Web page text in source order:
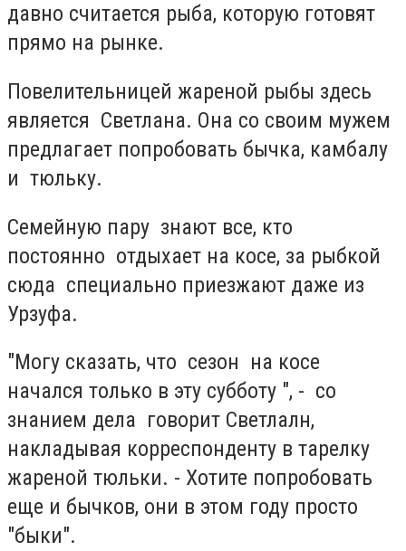
давно считается рыба, которую готовят
прямо на рынке.
Повелительницей жареной рыбы здесь
является Светлана. Она со своим мужем
предлагает попробовать бычка, камбалу
и тюльку.
Семейную пару знают все, кто
постоянно отдыхает на косе, за рыбкой
сюда специально приезжают даже из
Урзуфа.
"Могу сказать, что сезон на косе
начался только в эту субботу ", - со
знанием дела говорит Светлалн,
накладывая корреспонденту в тарелку
жареной тюльки. - Хотите попробовать
еще и бычков, они в этом году просто
"быки".